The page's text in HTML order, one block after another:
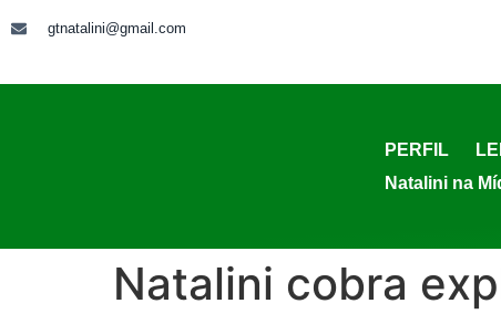
gtnatalini@gmail.com
PERFIL
Natalini na
Natalini cobra